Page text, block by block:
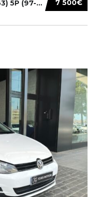
7 500€
MERCEDES BENZ CLASE M (W 163) 5P (97-05) 200...